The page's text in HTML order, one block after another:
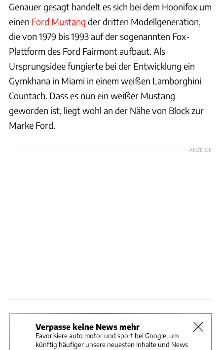
Genauer gesagt handelt es sich bei dem Hoonifox um
einen Ford Mustang der dritten Modellgeneration,
die von 1979 bis 1993 auf der sogenannten Fox-
Plattform des Ford Fairmont aufbaut. Als
Ursprungsidee fungierte bei der Entwicklung ein
Gymkhana in Miami in einem weißen Lamborghini
Countach. Dass es nun ein weißer Mustang
geworden ist, liegt wohl an der Nähe von Block zur
Marke Ford.
ANZEIGE
Verpasse keine News mehr
Favorisiere auto motor und sport bei Google, um
künftig häufiger unsere neuesten Inhalte und News